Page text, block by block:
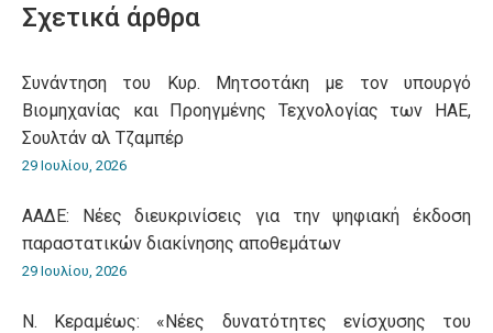
Σχετικά άρθρα
Συνάντηση του Κυρ. Μητσοτάκη με τον υπουργό
Βιομηχανίας και Προηγμένης Τεχνολογίας των ΗΑΕ,
Σουλτάν αλ Τζαμπέρ
29 Ιουλίου, 2026
ΑΑΔΕ: Νέες διευκρινίσεις για την ψηφιακή έκδοση
παραστατικών διακίνησης αποθεμάτων
29 Ιουλίου, 2026
Ν. Κεραμέως: «Νέες δυνατότητες ενίσχυσης του